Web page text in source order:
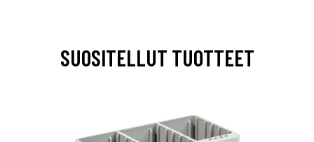
SUOSITELLUT TUOTTEET